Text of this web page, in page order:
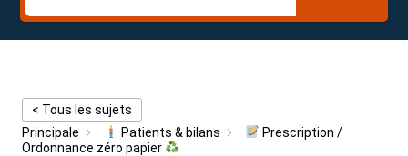
< Tous les sujets
Principale
Patients & bilans
Prescription /
Ordonnance zéro papier